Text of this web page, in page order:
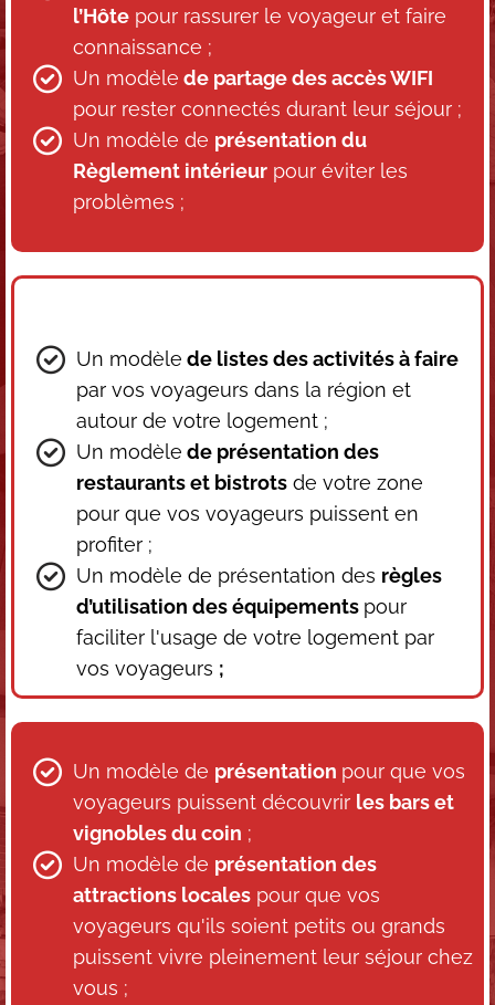
l’Hôte pour rassurer le voyageur et faire
connaissance ;
Un modèle de partage des accès WIFI
pour rester connectés durant leur séjour ;
Un modèle de présentation du
Règlement intérieur pour éviter les
problèmes ;
Un modèle de listes des activités à faire
par vos voyageurs dans la région et
autour de votre logement ;
Un modèle de présentation des
restaurants et bistrots de votre zone
pour que vos voyageurs puissent en
profiter ;
Un modèle de présentation des règles
d’utilisation des équipements pour
faciliter l'usage de votre logement par
vos voyageurs ;
Un modèle de présentation pour que vos
voyageurs puissent découvrir les bars et
vignobles du coin ;
Un modèle de présentation des
attractions locales pour que vos
voyageurs qu'ils soient petits ou grands
puissent vivre pleinement leur séjour chez
vous ;